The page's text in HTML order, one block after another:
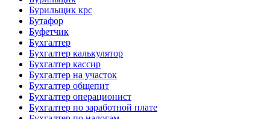
Бурильщик крс
Бутафор
Буфетчик
Бухгалтер
Бухгалтер калькулятор
Бухгалтер кассир
Бухгалтер на участок
Бухгалтер общепит
Бухгалтер операционист
Бухгалтер по заработной плате